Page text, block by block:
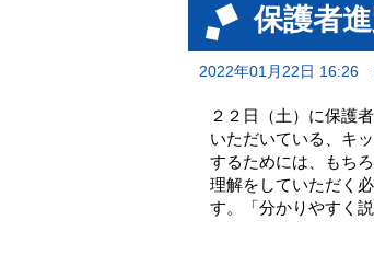
保護者
2022年01月22日 16:26
２２日（土）に保護
いただいている、キ
するためには、もち
理解をしていただく
す。「分かりやすく